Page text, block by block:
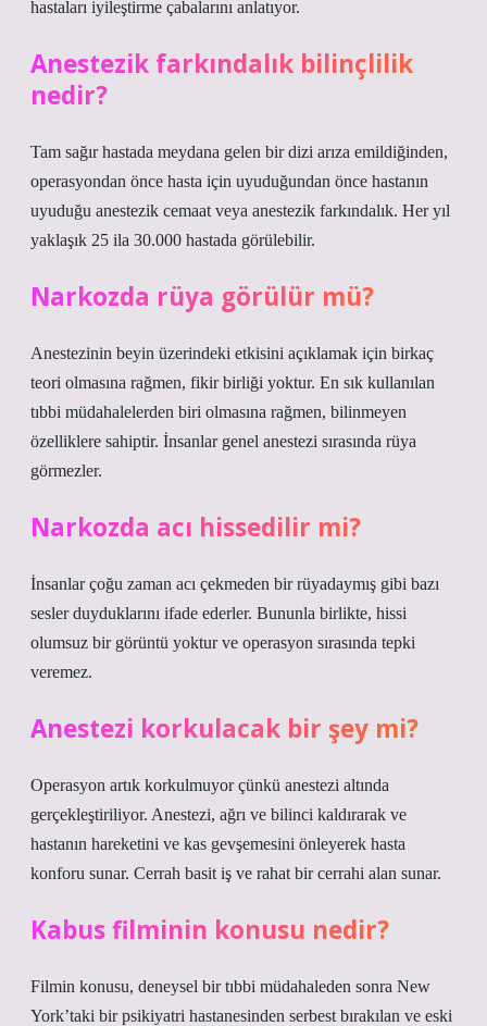
hastaları iyileştirme çabalarını anlatıyor.
Anestezik farkındalık bilinçlilik
nedir?
Tam sağır hastada meydana gelen bir dizi arıza emildiğinden,
operasyondan önce hasta için uyuduğundan önce hastanın
uyuduğu anestezik cemaat veya anestezik farkındalık. Her yıl
yaklaşık 25 ila 30.000 hastada görülebilir.
Narkozda rüya görülür mü?
Anestezinin beyin üzerindeki etkisini açıklamak için birkaç
teori olmasına rağmen, fikir birliği yoktur. En sık kullanılan
tıbbi müdahalelerden biri olmasına rağmen, bilinmeyen
özelliklere sahiptir. İnsanlar genel anestezi sırasında rüya
görmezler.
Narkozda acı hissedilir mi?
İnsanlar çoğu zaman acı çekmeden bir rüyadaymış gibi bazı
sesler duyduklarını ifade ederler. Bununla birlikte, hissi
olumsuz bir görüntü yoktur ve operasyon sırasında tepki
veremez.
Anestezi korkulacak bir şey mi?
Operasyon artık korkulmuyor çünkü anestezi altında
gerçekleştiriliyor. Anestezi, ağrı ve bilinci kaldırarak ve
hastanın hareketini ve kas gevşemesini önleyerek hasta
konforu sunar. Cerrah basit iş ve rahat bir cerrahi alan sunar.
Kabus filminin konusu nedir?
Filmin konusu, deneysel bir tıbbi müdahaleden sonra New
York’taki bir psikiyatri hastanesinden serbest bırakılan ve eski